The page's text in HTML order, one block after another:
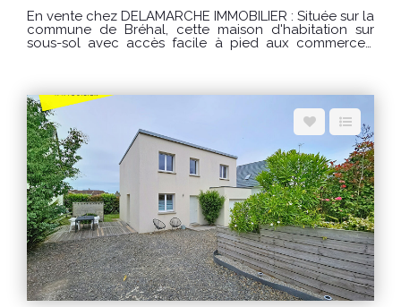
En vente chez DELAMARCHE IMMOBILIER : Située sur la
commune de Bréhal, cette maison d'habitation sur
sous-sol avec accès facile à pied aux commerces,
entrée sur salon/séjour avec un poêle à bois donnant
sur une belle terrasse sur pilotis de 40m², exposé plein
sud, cuisine aménagée et équipée, deux chambres,
une salle de bain ( baignoire et douche à l'italienne )
et un wc indépendant. A l'étage : palier, trois chambres
et une salle de bain avec wc. Terrain de 600m², arboré
avec bambous et palmiers, cabanon et un belle
espace pour le stationnement de véhicules, bateau
ou camping-car. PRIX : 429 000€ Honoraires à la
charge du vendeur. Réf : 10421AE Classe énergie : C
(70) Classe climat : A (4) Montant estimé des dépenses
annuelles d'énergie pour un usage standard : entre
1270€ et 1770€ / an. Prix moyens des énergies
indexés sur les années 2021, 2022 et 2023
(abonnements compris) "Les informations sur les
risques auxquels ce bien est exposé sont disponibles